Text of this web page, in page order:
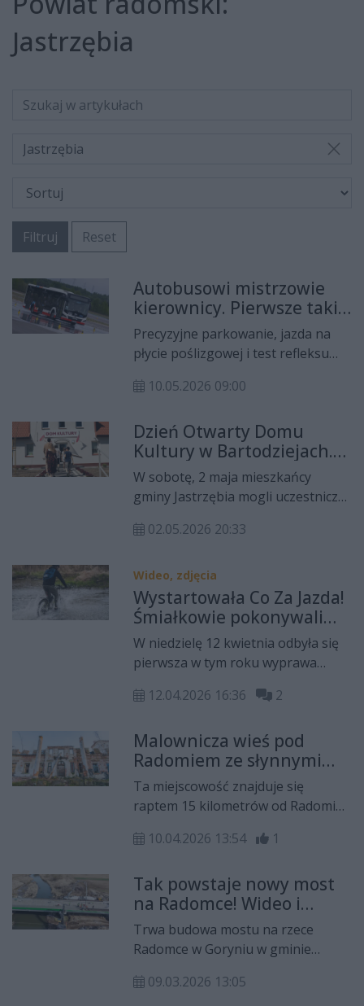
Jastrzębia
Jastrzębia
Filtruj Reset
Autobusowi mistrzowie
kierownicy. Pierwsze takie
zawody odbyły się pod
Radomiem
Precyzyjne parkowanie, jazda na
płycie poślizgowej i test refleksu
autobusów z Radomia zmierzyli się
Autodrom Jastrząb.
10.05.2026 09:00
Dzień Otwarty Domu
Kultury w Bartodziejach.
Dawna szkoła zyskała
nowe życie!
W sobotę, 2 maja mieszkańcy
gminy Jastrzębia mogli uczestniczyć
Otwarcia Domu Kultury w
moment dla lokalnej społeczności.
02.05.2026 20:33
Wideo, zdjęcia
Wystartowała Co Za Jazda!
Śmiałkowie pokonywali
nawet rzekę
W niedzielę 12 kwietnia odbyła się
pierwsza w tym roku wyprawa
Za Jazda! Pół tysiąca cyklistów w
centrum Radomia do Bartodziejów.
Za niespełna miesiąc celem będzie
ziemia szydłowiecka.
12.04.2026 16:36 2
Malownicza wieś pod
Radomiem ze słynnymi
ruinami. Wyruszy tam Co
Za Jazda!
Ta miejscowość znajduje się
raptem 15 kilometrów od Radomia,
idealny wybór dla turystów, którzy
szlaków. Wieś odwiedzą też
uczestnicy naszej, rowerowej akcji
Co Za Jazda!
10.04.2026 13:54 1
Tak powstaje nowy most
na Radomce! Wideo i
zdjęcia z drona
Trwa budowa mostu na rzece
Radomce w Goryniu w gminie
w sumie 84 metry długości. Jak
09.03.2026 13:05